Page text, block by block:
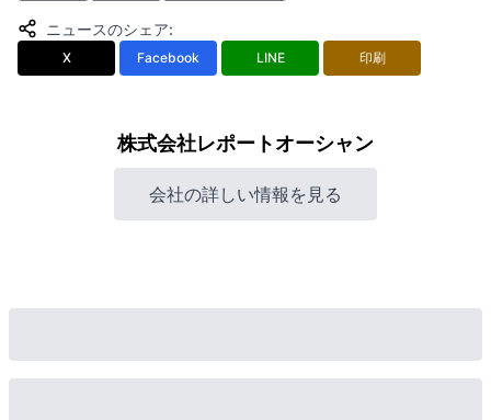
ニュースのシェア:
X Facebook LINE 印刷
株式会社レポートオーシャン
会社の詳しい情報を見る